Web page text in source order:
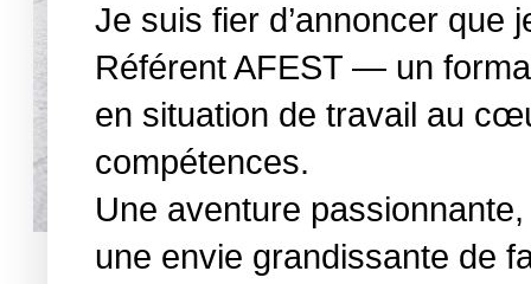
Je suis fier d’annoncer que
Référent AFEST — un
en situation de travail au
compétences.
Une aventure
une envie grandissante de